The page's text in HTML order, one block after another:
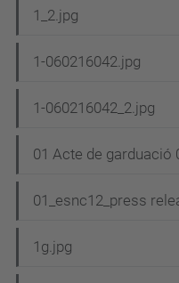
i
ó
1_2.jpg
1-060216042.jpg
1-060216042_2.jpg
01 Acte de garduació
01_esnc12_press
1g.jpg